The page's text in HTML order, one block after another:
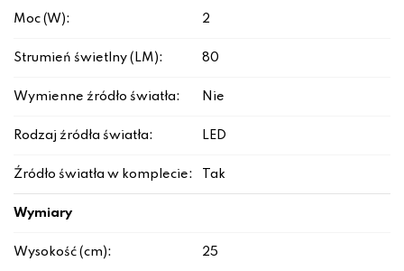
Moc (W): 2
Strumień świetlny (LM): 80
Wymienne źródło światła: Nie
Rodzaj źródła światła: LED
Źródło światła w komplecie: Tak
Wymiary
Wysokość (cm): 25